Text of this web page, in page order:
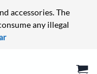
accessories. The
any illegal